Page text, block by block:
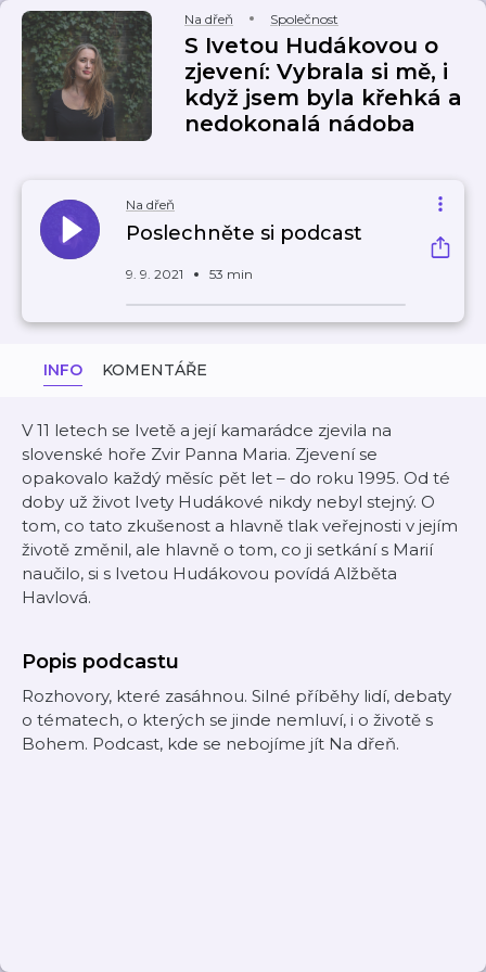
Na dřeň Společnost
S Ivetou Hudákovou o
zjevení: Vybrala si mě, i
když jsem byla křehká a
nedokonalá nádoba
Na dřeň
Poslechněte si podcast
9. 9. 2021 53 min
INFO KOMENTÁŘE
V 11 letech se Ivetě a její kamarádce zjevila na
slovenské hoře Zvir Panna Maria. Zjevení se
opakovalo každý měsíc pět let – do roku 1995. Od té
doby už život Ivety Hudákové nikdy nebyl stejný. O
tom, co tato zkušenost a hlavně tlak veřejnosti v jejím
životě změnil, ale hlavně o tom, co ji setkání s Marií
naučilo, si s Ivetou Hudákovou povídá Alžběta
Havlová.
Popis podcastu
Rozhovory, které zasáhnou. Silné příběhy lidí, debaty
o tématech, o kterých se jinde nemluví, i o životě s
Bohem. Podcast, kde se nebojíme jít Na dřeň.